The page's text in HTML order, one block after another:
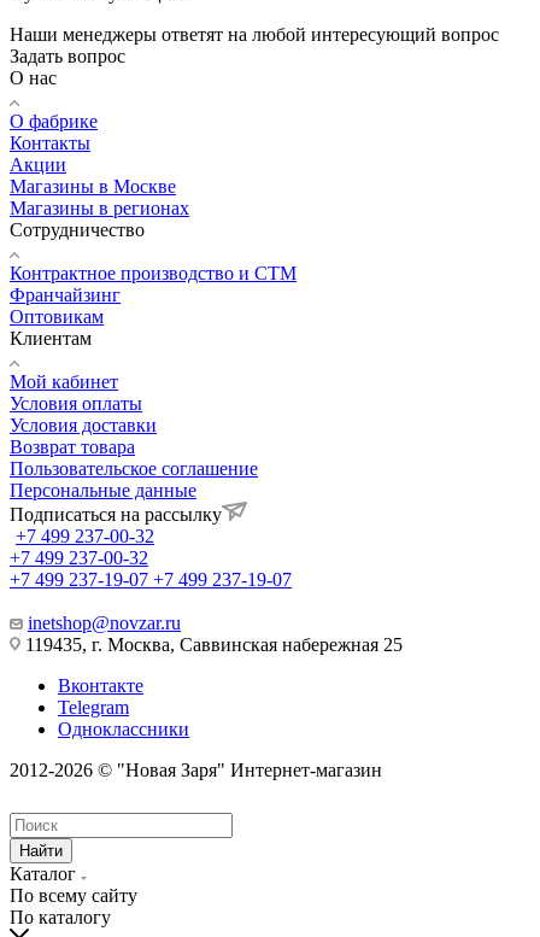
Наши менеджеры ответят на любой интересующий вопрос
Задать вопрос
О нас
О фабрике
Контакты
Акции
Магазины в Москве
Магазины в регионах
Сотрудничество
Контрактное производство и СТМ
Франчайзинг
Оптовикам
Клиентам
Мой кабинет
Условия оплаты
Условия доставки
Возврат товара
Пользовательское соглашение
Персональные данные
Подписаться на рассылку
+7 499 237-00-32
+7 499 237-00-32
+7 499 237-19-07 +7 499 237-19-07
inetshop@novzar.ru
119435, г. Москва, Саввинская набережная 25
Вконтакте
Telegram
Одноклассники
2012-2026 © "Новая Заря" Интернет-магазин
Найти
Каталог
По всему сайту
По каталогу